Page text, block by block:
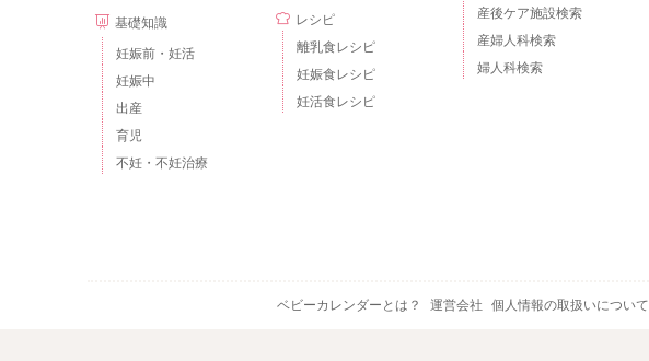
基礎知識
妊娠前・妊活
妊娠中
出産
育児
不妊・不妊治療
レシピ
離乳食レシピ
妊娠食レシピ
妊活食レシピ
産後ケア施設検索
産婦人科検索
婦人科検索
ベビーカレンダーとは？ 運営会社 個人情報の取扱いについて